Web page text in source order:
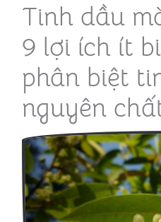
Tinh dầu
9 lợi ích ít
phân biệt
nguyên